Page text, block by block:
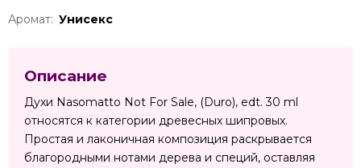
Аромат: Унисекс
Описание
Духи Nasomatto Not For Sale, (Duro), edt. 30 ml
относятся к категории древесных шипровых.
Простая и лаконичная композиция раскрывается
благородными нотами дерева и специй, оставляя